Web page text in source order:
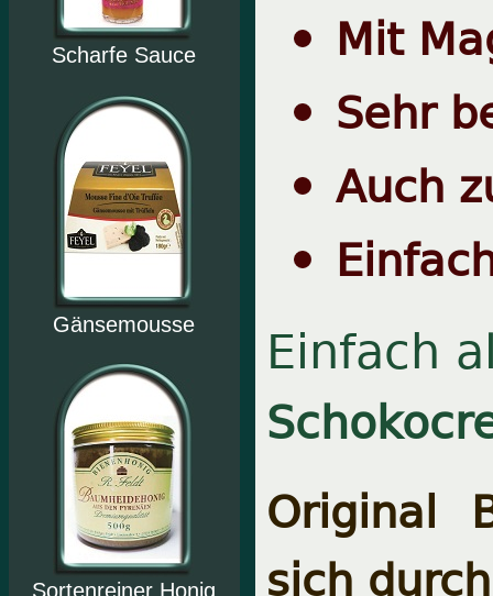
Scharfe Sauce
Gänsemousse
Sortenreiner Honig
Mit
Sehr
Auch
Einfach
Original
sich